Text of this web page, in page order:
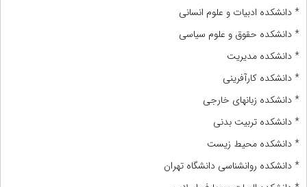
* دانشکده ادبیات و علوم انسانی
* دانشکده حقوق و علوم سیاسی
* دانشکده مدیریت
* دانشکده کارآفرینی
* دانشکده زبانهای خارجی
* دانشکده تربیت بدنی
* دانشکده محیط زیست
* دانشکده روانشناسی دانشگاه تهران